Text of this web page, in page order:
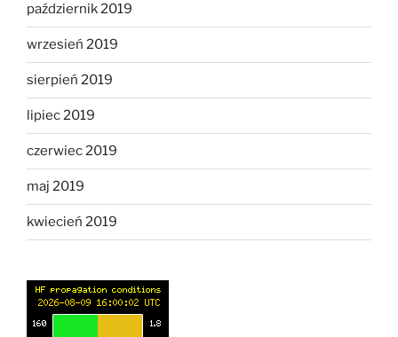
październik 2019
wrzesień 2019
sierpień 2019
lipiec 2019
czerwiec 2019
maj 2019
kwiecień 2019